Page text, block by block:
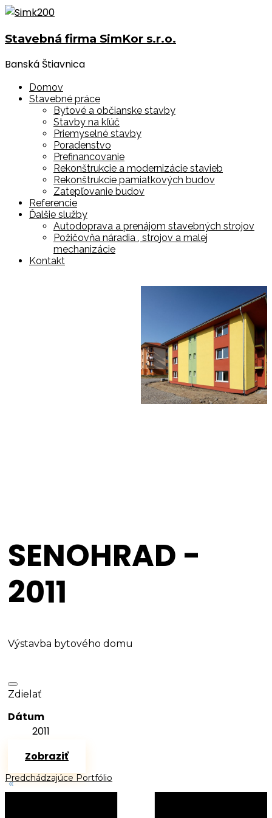
Stavebná firma SimKor s.r.o.
Banská Štiavnica
Domov
Stavebné práce
Bytové a občianske stavby
Stavby na kľúč
Priemyselné stavby
Poradenstvo
Prefinancovanie
Rekonštrukcie a modernizácie stavieb
Rekonštrukcie pamiatkových budov
Zatepľovanie budov
Referencie
Ďalšie služby
Autodoprava a prenájom stavebných strojov
Požičovňa náradia , strojov a malej
mechanizácie
Kontakt
SENOHRAD -
2011
Výstavba bytového domu
Zdielať
Dátum
2011
Zobraziť
Predchádzajúce Portfólio